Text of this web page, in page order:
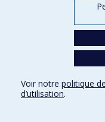
Consultez cette fiche
Vitrine de la
Répertoire des
Voir notre politique
d’utilisation.